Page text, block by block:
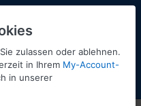
zulassen oder ablehnen.
in Ihrem My-Account-
in unserer